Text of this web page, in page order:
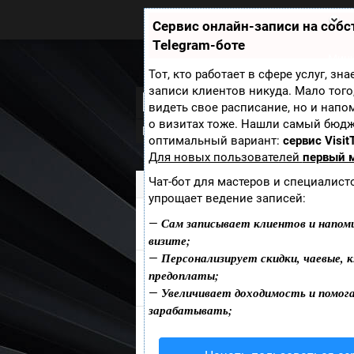
Сервис онлайн-записи на
Telegram-боте
Тот, кто работает в сфере услуг,
записи клиентов никуда. Мало
видеть свое расписание, но и
о визитах тоже. Нашли самый
оптимальный вариант: сервис
Для новых пользователей первый
Чат-бот для мастеров и
упрощает ведение записей:
— Сам записывает клиентов и
визите;
— Персонализирует скидки, чаевые,
предоплаты;
— Увеличивает доходимость и
зарабатывать;
Zobra.ru - Игровое сообщество -
все о играх
П
ф
м
ы
DriveClub
Новости Скриншоты Видео В
Zobra.ru»Игры» DriveClub
ОБСУЖДЕНИЯ DRIVECLUB
Добавить пост